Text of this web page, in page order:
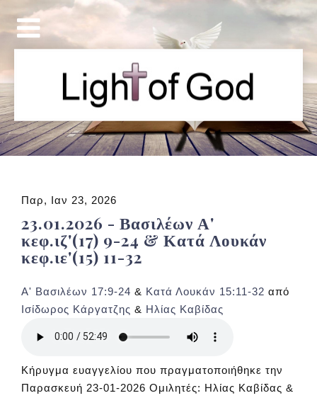
Παρ, Ιαν 23, 2026
23.01.2026 - Βασιλέων Α'
κεφ.ιζ'(17) 9-24 & Κατά Λουκάν
κεφ.ιε'(15) 11-32
Α' Βασιλέων 17:9-24 & Κατά Λουκάν 15:11-32 από
Ισίδωρος Κάργατζης & Ηλίας Καβίδας
Κήρυγμα ευαγγελίου που πραγματοποιήθηκε την
Παρασκευή 23-01-2026 Ομιλητές: Ηλίας Καβίδας &